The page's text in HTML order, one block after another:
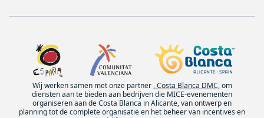
Wij werken samen met onze partner , Costa Blanca DMC,om
diensten aan te bieden aan bedrijven die MICE-evenementen
organiseren aan de Costa Blanca in Alicante, van ontwerp en
planning tot de complete organisatie en het beheer van incentives en